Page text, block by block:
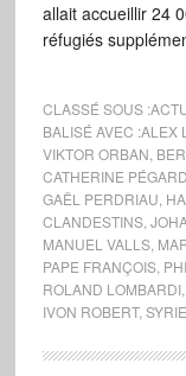
allait accueillir 24
réfugiés
CLASSÉ SOUS :
BALISÉ AVEC :ALEX
VIKTOR ORBAN
CATHERINE PÉGARD
GAËL PERDRIAU
CLANDESTINS,
MANUEL VALLS,
PAPE FRANÇOIS,
ROLAND LOMBARDI,
IVON ROBERT, SYRIE